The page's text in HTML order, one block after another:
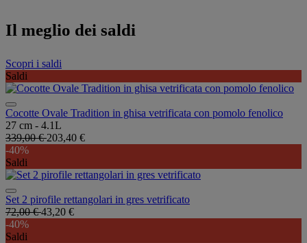
Il meglio dei saldi
Scopri i saldi
Saldi
Cocotte Ovale Tradition in ghisa vetrificata con pomolo fenolico
27 cm - 4.1L
339,00 €203,40 €
-40%
Saldi
Set 2 pirofile rettangolari in gres vetrificato
72,00 €43,20 €
-40%
Saldi